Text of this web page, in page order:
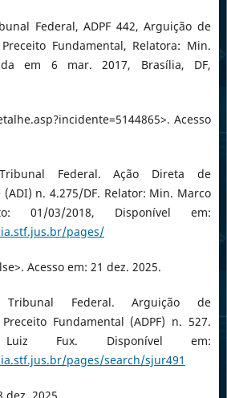
Federal, ADPF 442, Arguição de
Fundamental, Relatora: Min.
em 6 mar. 2017, Brasília, DF,
Acesso
Federal. Ação Direta de
n. 4.275/DF. Relator: Min. Marco
01/03/2018, Disponível em:
pages/
Acesso em: 21 dez. 2025.
Tribunal Federal. Arguição de
Fundamental (ADPF) n. 527.
Fux. Disponível em:
pages/search/sjur491